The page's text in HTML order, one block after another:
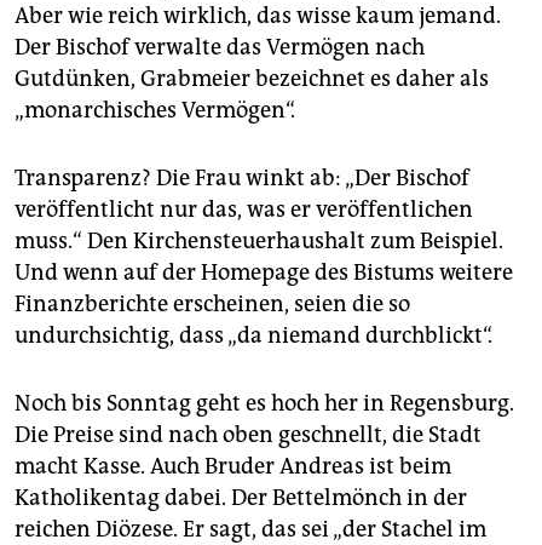
Aber wie reich wirklich, das wisse kaum jemand.
Der Bischof verwalte das Vermögen nach
Gutdünken, Grabmeier bezeichnet es daher als
„monarchisches Vermögen“.
Transparenz? Die Frau winkt ab: „Der Bischof
veröffentlicht nur das, was er veröffentlichen
muss.“ Den Kirchensteuerhaushalt zum Beispiel.
Und wenn auf der Homepage des Bistums weitere
Finanzberichte erscheinen, seien die so
undurchsichtig, dass „da niemand durchblickt“.
Noch bis Sonntag geht es hoch her in Regensburg.
Die Preise sind nach oben geschnellt, die Stadt
macht Kasse. Auch Bruder Andreas ist beim
Katholikentag dabei. Der Bettelmönch in der
reichen Diözese. Er sagt, das sei „der Stachel im